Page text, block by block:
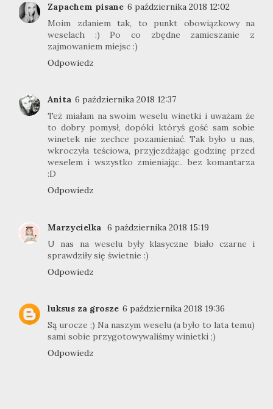
Zapachem pisane 6 października 2018 12:02
Moim zdaniem tak, to punkt obowiązkowy na
weselach :) Po co zbędne zamieszanie z
zajmowaniem miejsc :)
Odpowiedz
Anita 6 października 2018 12:37
Też miałam na swoim weselu winetki i uważam że
to dobry pomysł, dopóki któryś gość sam sobie
winetek nie zechce pozamieniać. Tak było u nas,
wkroczyła teściowa, przyjezdżając godzinę przed
weselem i wszystko zmieniając.. bez komantarza
:D
Odpowiedz
Marzycielka 6 października 2018 15:19
U nas na weselu były klasyczne biało czarne i
sprawdziły się świetnie :)
Odpowiedz
luksus za grosze 6 października 2018 19:36
Są urocze ;) Na naszym weselu (a było to lata temu)
sami sobie przygotowywaliśmy winietki ;)
Odpowiedz